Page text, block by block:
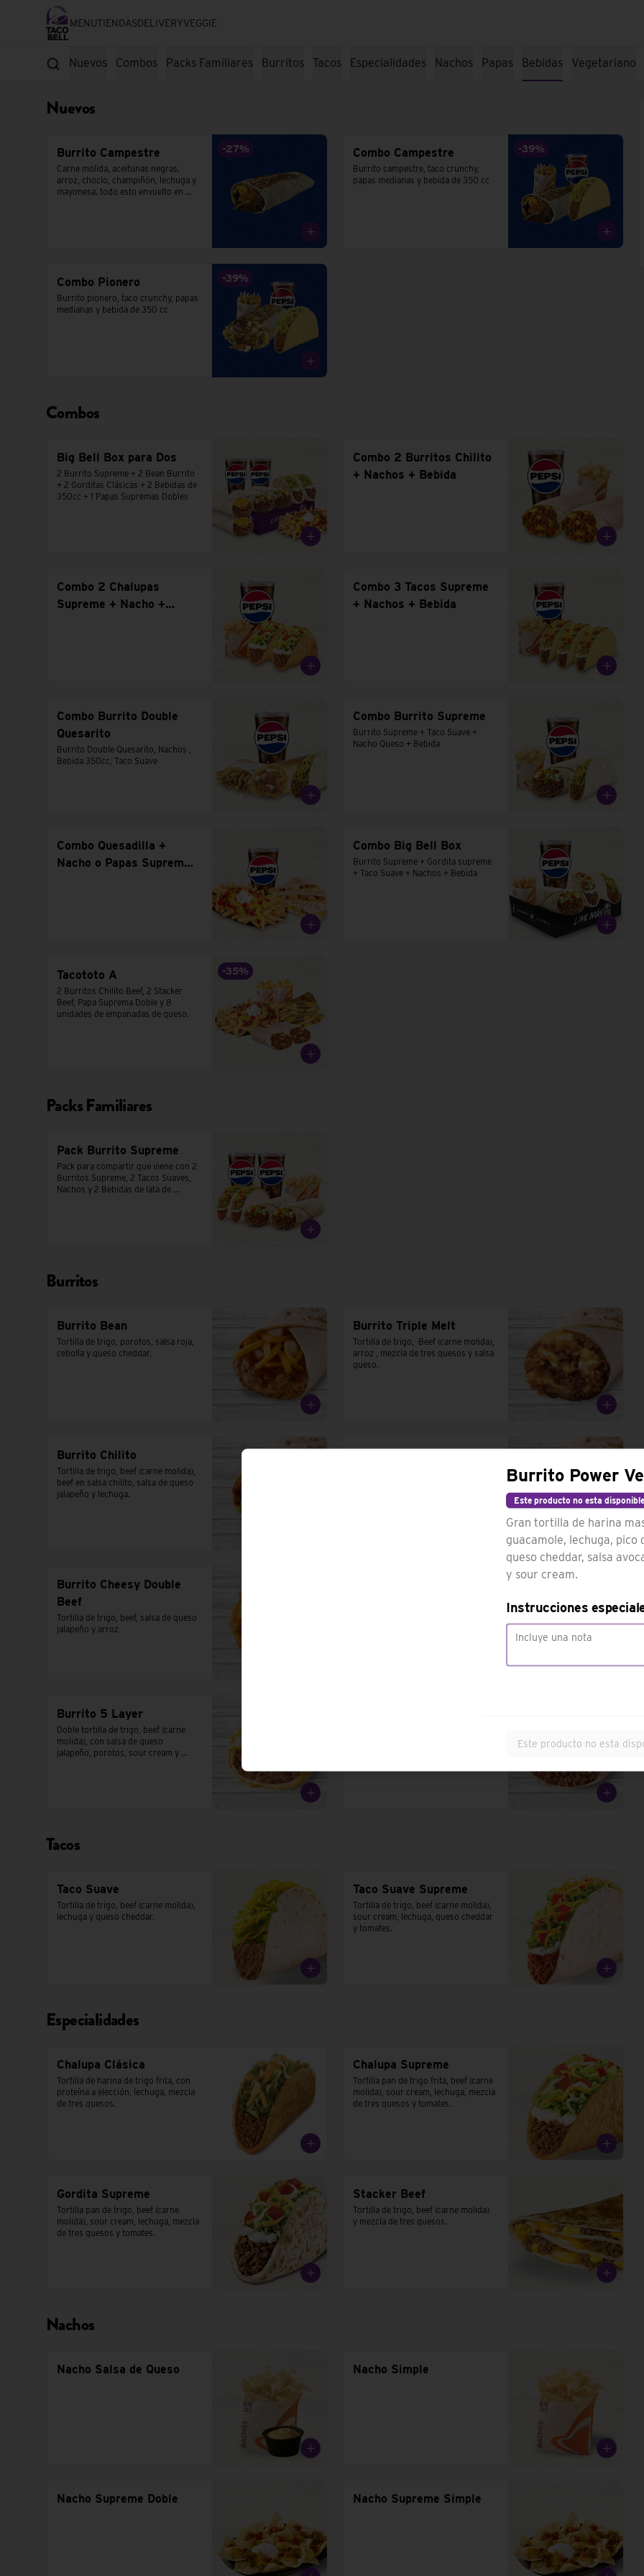
MENUTIENDASDELIVERYVEGGIE
Nuevos Combos Packs Familiares Burritos Tacos Especialidades Nachos Papas Bebidas Vegetariano
Nuevos
-27%
Burrito Campestre
Carne molida, aceitunas negras,
arroz, choclo, champiñón, lechuga y
mayonesa. todo esto envuelto en
-39%
Combo Campestre
Burrito campestre, taco crunchy,
papas medianas y bebida de 350 cc
-39%
Combo Pionero
Burrito pionero, taco crunchy, papas
medianas y bebida de 350 cc
Combos
Big Bell Box para Dos
2 Burrito Supreme + 2 Bean Burrito
+ 2 Gorditas Clásicas + 2 Bebidas de
350cc + 1 Papas Supremas Dobles
Combo 2 Burritos Chilito
+ Nachos + Bebida
Combo 2 Chalupas
Supreme + Nacho +
Combo 3 Tacos Supreme
+ Nachos + Bebida
Combo Burrito Double
Quesarito
Burrito Double Quesarito, Nachos ,
Bebida 350cc, Taco Suave
Combo Burrito Supreme
Burrito Supreme + Taco Suave +
Nacho Queso + Bebida
Combo Quesadilla +
Nacho o Papas Supreme
Combo Big Bell Box
Burrito Supreme + Gordita supreme
+ Taco Suave + Nachos + Bebida
-35%
Tacototo A
2 Burritos Chilito Beef, 2 Stacker
Beef, Papa Suprema Doble y 8
unidades de empanadas de queso.
Packs Familiares
Pack Burrito Supreme
Pack para compartir que viene con 2
Burritos Supreme, 2 Tacos Suaves,
Nachos y 2 Bebidas de lata de
Burritos
Burrito Bean
Tortilla de trigo, porotos, salsa roja,
cebolla y queso cheddar.
Burrito Triple Melt
Tortilla de trigo,  Beef (carne molida),
arroz , mezcla de tres quesos y salsa
queso.
Burrito Chilito
Tortilla de trigo, beef (carne molida),
beef en salsa chilito, salsa de queso
jalapeño y lechuga.
Burrito Cheesy Double
Beef
Tortilla de trigo, beef, salsa de queso
jalapeño y arroz
Burrito 5 Layer
Doble tortilla de trigo, beef (carne
molida), con salsa de queso
jalapeño, porotos, sour cream y
Tacos
Taco Suave
Tortilla de trigo, beef (carne molida),
lechuga y queso cheddar.
Taco Suave Supreme
Tortilla de trigo, beef (carne molida),
sour cream, lechuga, queso cheddar
y tomates.
Especialidades
Chalupa Clásica
Tortilla de harina de trigo frita, con
proteína a elección, lechuga, mezcla
de tres quesos.
Chalupa Supreme
Tortilla pan de trigo frita, beef (carne
molida), sour cream, lechuga, mezcla
de tres quesos y tomates.
Gordita Supreme
Tortilla pan de trigo, beef (carne
molida), sour cream, lechuga, mezcla
de tres quesos y tomates.
Stacker Beef
Tortilla de trigo, beef (carne molida)
y mezcla de tres quesos.
Nachos
Nacho Salsa de Queso Nacho Simple
Nacho Supreme Doble Nacho Supreme Simple
Burrito Power
Este producto no esta disponible
Gran tortilla de harina
guacamole, lechuga, pico
queso cheddar, salsa
y sour cream.
Instrucciones
Este producto no esta